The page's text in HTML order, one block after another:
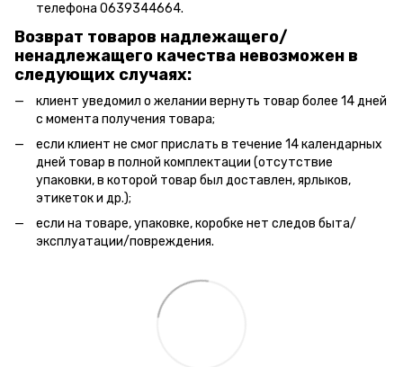
телефона 0639344664.
Возврат товаров надлежащего/
ненадлежащего качества невозможен в
следующих случаях:
клиент уведомил о желании вернуть товар более 14 дней
с момента получения товара;
если клиент не смог прислать в течение 14 календарных
дней товар в полной комплектации (отсутствие
упаковки, в которой товар был доставлен, ярлыков,
этикеток и др.);
если на товаре, упаковке, коробке нет следов быта/
эксплуатации/повреждения.